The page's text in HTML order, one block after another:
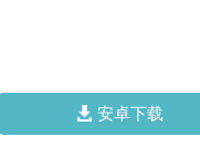
安卓下载